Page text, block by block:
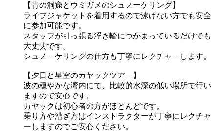
【青の洞窟とウミガメのシュノーケリング】
ライフジャケットを着用するので泳げない方でも安全
に参加可能です。
スタッフが引っ張る浮き輪につかまっているだけでも
大丈夫です。
シュノーケリングの仕方も丁寧にレクチャーします。
【夕日と星空のカヤックツアー】
波の穏やかな湾内にて、比較的水深の低い場所で行い
ますので安心です。
カヤックは初心者の方がほとんどです。
乗り方や漕ぎ方はインストラクターが丁寧にレクチャ
ーしますのでご安心ください。